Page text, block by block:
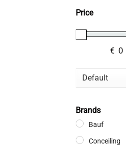
Price
€
Sort Products
Brands
Bauf
Conceiling